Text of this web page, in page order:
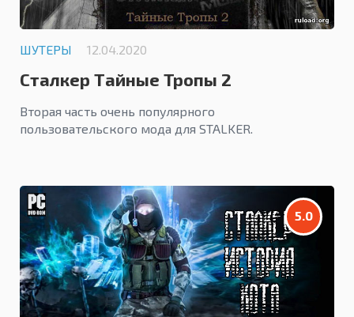
ШУТЕРЫ 12.04.2020
Сталкер Тайные Тропы 2
Вторая часть очень популярного
пользовательского мода для STALKER.
5.0